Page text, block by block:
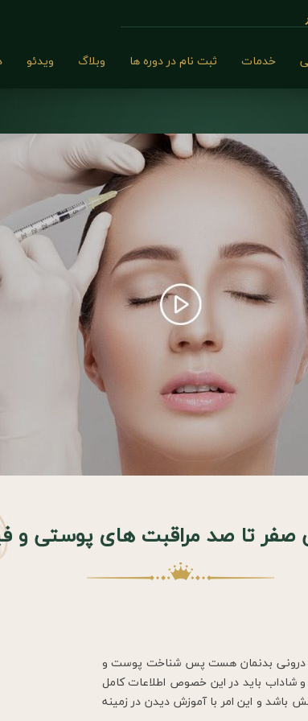
خدمات ثبت نام در دوره ها وبلاگ ویدئو
تا صد مراقبت های پوستی و
درونی بدنمان هست پس شناخت پوست و
شاداب باید در این خصوص اطلاعات کامل
باشد و این امر با آموزش دیدن در زمینه